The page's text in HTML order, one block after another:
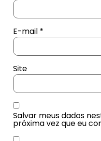
E-mail *
Site
Salvar meus dados
próxima vez que eu